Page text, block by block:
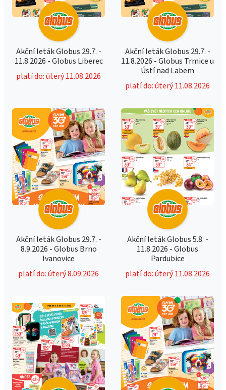
Akční leták Globus 29.7. -
11.8.2026 - Globus Liberec
platí do: úterý 11.08.2026
Akční leták Globus 29.7. -
11.8.2026 - Globus Trmice u
Ústí nad Labem
platí do: úterý 11.08.2026
Akční leták Globus 29.7. -
8.9.2026 - Globus Brno
Ivanovice
platí do: úterý 8.09.2026
Akční leták Globus 5.8. -
11.8.2026 - Globus
Pardubice
platí do: úterý 11.08.2026